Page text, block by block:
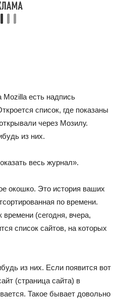
Mozilla есть надпись
список, где показаны
через Мозилу.
из них.
весь журнал».
окошко. Это история ваших
по времени.
(сегодня, вчера,
список сайтов, на которых
из них. Если появится вот
(страница сайта) в
Такое бывает довольно